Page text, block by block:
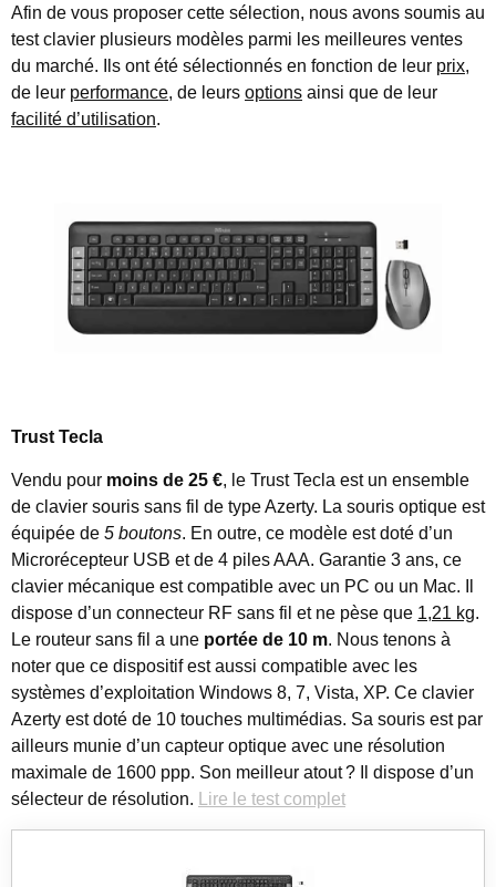
Afin de vous proposer cette sélection, nous avons soumis au
test clavier plusieurs modèles parmi les meilleures ventes
du marché. Ils ont été sélectionnés en fonction de leur prix,
de leur performance, de leurs options ainsi que de leur
facilité d’utilisation.
Trust Tecla
Vendu pour moins de 25 €, le Trust Tecla est un ensemble
de clavier souris sans fil de type Azerty. La souris optique est
équipée de 5 boutons. En outre, ce modèle est doté d’un
Microrécepteur USB et de 4 piles AAA. Garantie 3 ans, ce
clavier mécanique est compatible avec un PC ou un Mac. Il
dispose d’un connecteur RF sans fil et ne pèse que 1,21 kg.
Le routeur sans fil a une portée de 10 m. Nous tenons à
noter que ce dispositif est aussi compatible avec les
systèmes d’exploitation Windows 8, 7, Vista, XP. Ce clavier
Azerty est doté de 10 touches multimédias. Sa souris est par
ailleurs munie d’un capteur optique avec une résolution
maximale de 1600 ppp. Son meilleur atout ? Il dispose d’un
sélecteur de résolution.
Lire le test complet